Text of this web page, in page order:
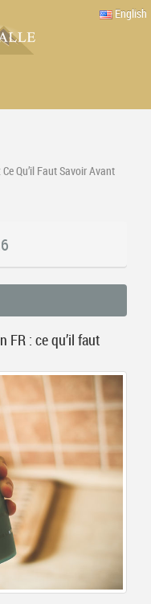
English
Qu’il Faut Savoir Avant
: ce qu’il faut